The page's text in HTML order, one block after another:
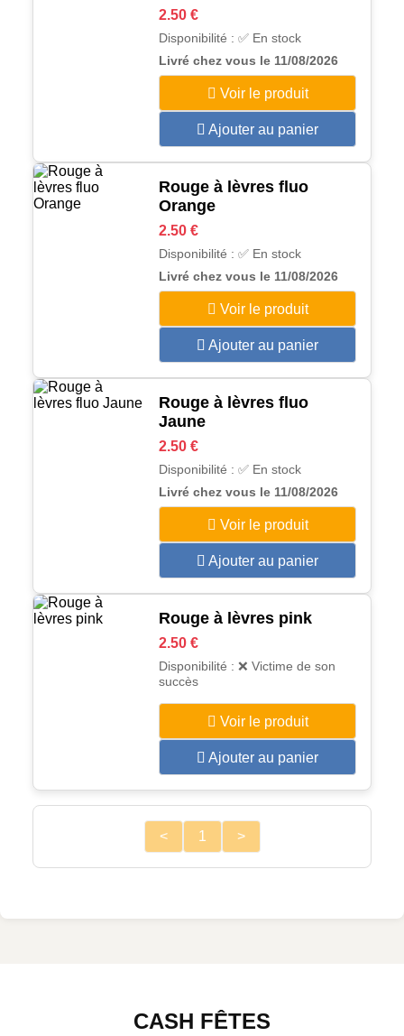
2.50 €
Disponibilité : ✅ En stock
Livré chez vous le 11/08/2026
Voir le produit
Ajouter au panier
Rouge à lèvres fluo
Orange
2.50 €
Disponibilité : ✅ En stock
Livré chez vous le 11/08/2026
Voir le produit
Ajouter au panier
Rouge à lèvres fluo
Jaune
2.50 €
Disponibilité : ✅ En stock
Livré chez vous le 11/08/2026
Voir le produit
Ajouter au panier
Rouge à lèvres pink
2.50 €
Disponibilité : ❌ Victime de son
succès
Voir le produit
Ajouter au panier
< 1 >
CASH FÊTES